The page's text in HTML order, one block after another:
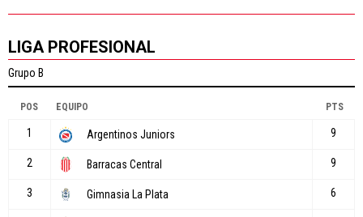
LIGA PROFESIONAL